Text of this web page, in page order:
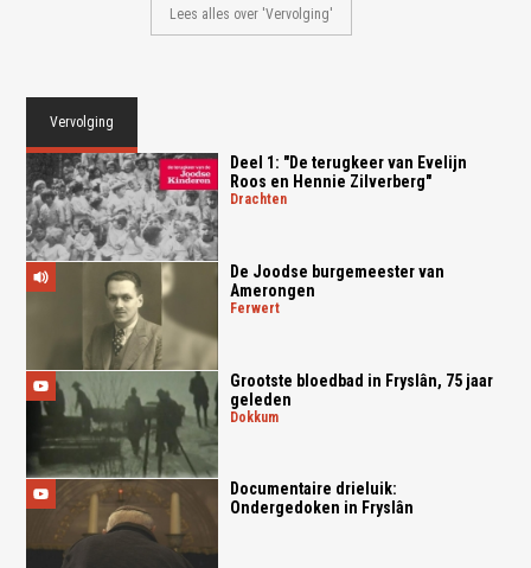
Lees alles over 'Vervolging'
Vervolging
Deel 1: "De terugkeer van Evelijn
Roos en Hennie Zilverberg"
drachten
De Joodse burgemeester van
Amerongen
ferwert
Grootste bloedbad in Fryslân, 75 jaar
geleden
dokkum
Documentaire drieluik:
Ondergedoken in Fryslân